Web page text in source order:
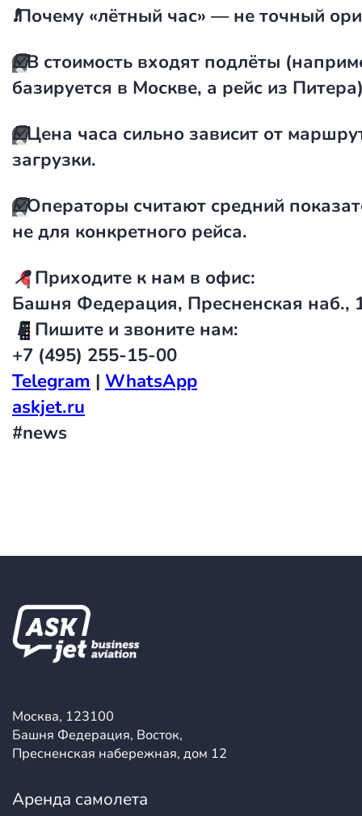
❗️Почему «лётный час» — не точный
☑️В стоимость входят подлёты
базируется в Москве, а рейс из
☑️Цена часа сильно зависит от
загрузки.
☑️Операторы считают средний
не для конкретного рейса.
📍Приходите к нам в офис:
Башня Федерация, Пресненская наб.,
📱 Пишите и звоните нам:
+7 (495) 255-15-00
Telegram | WhatsApp
askjet.ru
#news
Москва, 123100
Башня Федерация, Восток,
Пресненская набережная, дом 12
Аренда самолета